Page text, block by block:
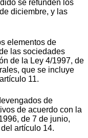
se refunden los
diciembre, y las
elementos de
las sociedades
de la Ley 4/1997, de
que se incluye
11.
de
de acuerdo con la
de 7 de junio,
artículo 14.